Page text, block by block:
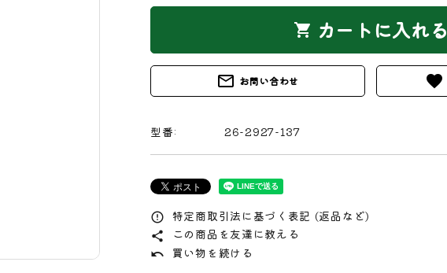
shopping_cart カートに入れる
mail_outline お問い合わせ favorite
型番: 26-2927-137
error_outline 特定商取引法に基づく表記 (返品など)
share この商品を友達に教える
undo 買い物を続ける